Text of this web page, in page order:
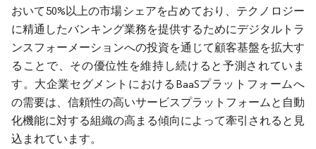
おいて50%以上の市場シェアを占めており、テクノロジー
に精通したバンキング業務を提供するためにデジタルトラ
ンスフォーメーションへの投資を通じて顧客基盤を拡大す
ることで、その優位性を維持し続けると予測されていま
す。大企業セグメントにおけるBaaSプラットフォームへ
の需要は、信頼性の高いサービスプラットフォームと自動
化機能に対する組織の高まる傾向によって牽引されると見
込まれています。